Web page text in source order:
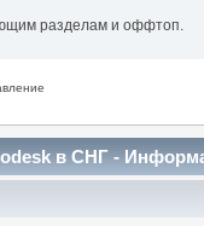
разделам и оффтоп.
в СНГ -